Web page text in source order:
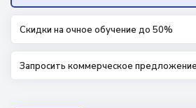
Скидки на очное обучение до 50%
Запросить коммерческое предложение